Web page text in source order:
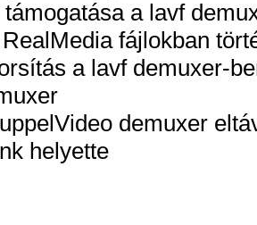
a lavf
fájlokban
a lavf demuxer-
demuxer
helyette